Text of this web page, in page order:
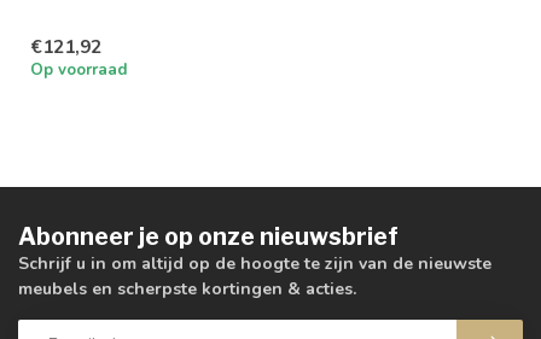
€121,92
Op voorraad
Abonneer je op onze nieuwsbrief
Schrijf u in om altijd op de hoogte te zijn van de nieuwste
meubels en scherpste kortingen & acties.